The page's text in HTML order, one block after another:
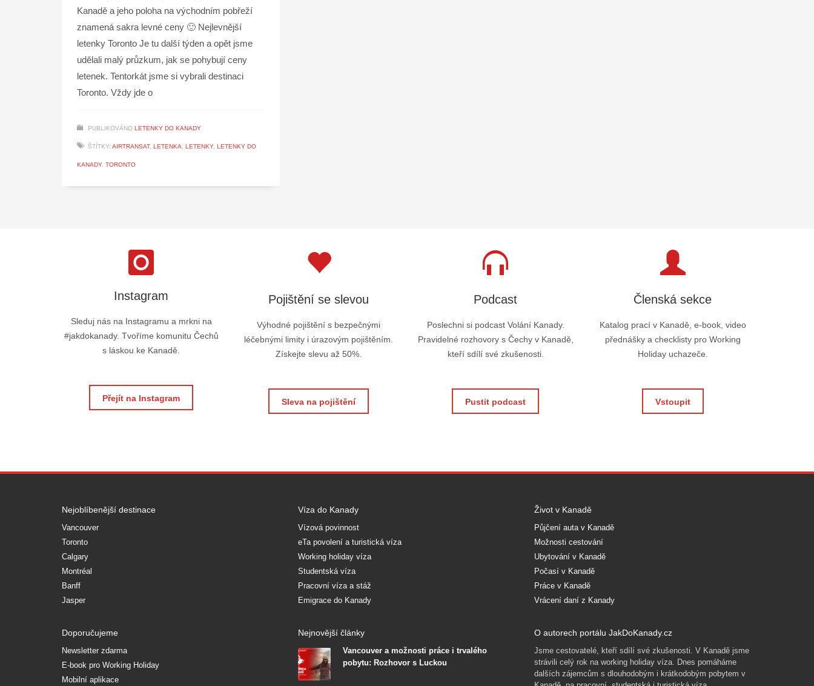
Kanadě a jeho poloha na východním pobřeží
znamená sakra levné ceny 🙂 Nejlevnější
letenky Toronto Je tu další týden a opět jsme
udělali malý průzkum, jak se pohybují ceny
letenek. Tentorkát jsme si vybrali destinaci
Toronto. Vždy jde o
PUBLIKOVÁNO LETENKY DO KANADY
ŠTÍTKY: AIRTRANSAT, LETENKA, LETENKY, LETENKY DO
KANADY, TORONTO
Instagram
Sleduj nás na Instagramu a mrkni na
#jakdokanady. Tvoříme komunitu Čechů
s láskou ke Kanadě.
Přejít na Instagram
Pojištění se slevou
Výhodné pojištění s bezpečnými
léčebnými limity i úrazovým pojištěním.
Získejte slevu až 50%.
Sleva na pojištění
Podcast
Poslechni si podcast Volání Kanady.
Pravidelné rozhovory s Čechy v Kanadě,
kteří sdílí své zkušenosti.
Pustit podcast
Členská sekce
Katalog prací v Kanadě, e-book, video
přednášky a checklisty pro Working
Holiday uchazeče.
Vstoupit
Nejoblíbenější destinace
Vancouver
Toronto
Calgary
Montréal
Banff
Jasper
Víza do Kanady
Vízová povinnost
eTa povolení a turistická víza
Working holiday víza
Studentská víza
Pracovní víza a stáž
Emigrace do Kanady
Život v Kanadě
Půjčení auta v Kanadě
Možnosti cestování
Ubytování v Kanadě
Počasí v Kanadě
Práce v Kanadě
Vrácení daní z Kanady
Doporučujeme
Newsletter zdarma
E-book pro Working Holiday
Mobilní aplikace
Nejnovější články
Vancouver a možnosti práce i trvalého
pobytu: Rozhovor s Luckou
O autorech portálu JakDoKanady.cz
Jsme cestovatelé, kteří sdílí své zkušenosti. V Kanadě jsme
strávili celý rok na working holiday víza. Dnes pomáháme
dalších zájemcům s dlouhodobým i krátkodobým pobytem v